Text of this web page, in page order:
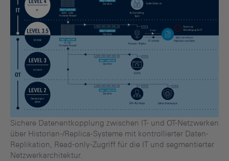
Sichere Datenentkopplung zwischen IT- und OT-Netzwerken
über Historian-/Replica-Systeme mit kontrollierter Daten-
Replikation, Read-only-Zugriff für die IT und segmentierter
Netzwerkarchitektur.